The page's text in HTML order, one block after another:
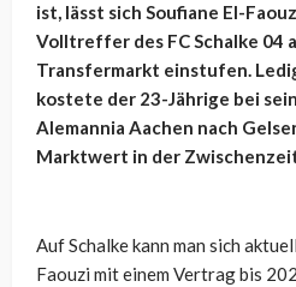
ist, lässt sich Soufiane El-
Volltreffer des FC Schalke 04
Transfermarkt einstufen.
kostete der 23-Jährige bei
Alemannia Aachen nach
Marktwert in der
Auf Schalke kann man sich
Faouzi mit einem Vertrag bis